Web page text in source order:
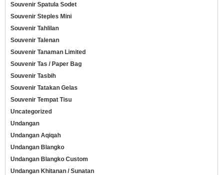
Souvenir Spatula Sodet
Souvenir Steples Mini
Souvenir Tahlilan
Souvenir Talenan
Souvenir Tanaman Limited
Souvenir Tas / Paper Bag
Souvenir Tasbih
Souvenir Tatakan Gelas
Souvenir Tempat Tisu
Uncategorized
Undangan
Undangan Aqiqah
Undangan Blangko
Undangan Blangko Custom
Undangan Khitanan / Sunatan